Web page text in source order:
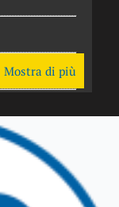
Mostra di più